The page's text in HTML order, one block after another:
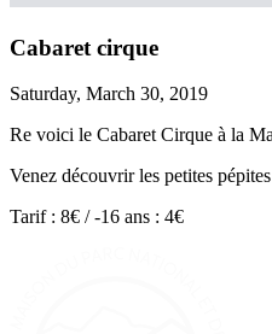
Cabaret cirque
Saturday, March 30, 2019
Re voici le Cabaret Cirque à la
Venez découvrir les petites
Tarif : 8€ / -16 ans : 4€